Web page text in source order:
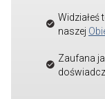
Widziałeś
naszej
Zaufana